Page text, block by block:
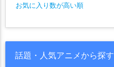
お気に入り数が高い順
話題・人気アニメから探す